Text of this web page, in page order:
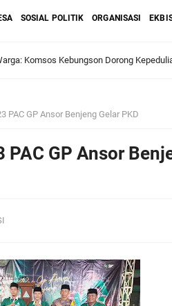
SOSIAL POLITIK ORGANISASI
Komsos Kebungson Dorong
Digelar, Ajang Strategis Cetak Atlet
PAC GP Ansor Benjeng Gelar PKD
GP Ansor